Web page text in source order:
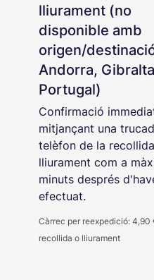
lliurament (no
disponible amb
origen/
Andorra,
Portugal)
Confirmació
mitjançant una
telèfon de la
lliurament com a
minuts després
efectuat.
Càrrec per reexpedició: 4,90
recollida o lliurament